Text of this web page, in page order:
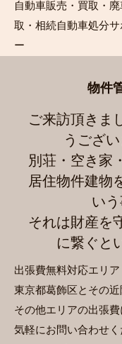
自動車販売・買取・廃
取・相続自動車処分
ー
物件
ご来訪頂きま
うござい
別荘・空き家
居住物件建物
い
それは財産を
に繋ぐと
出張費無料対応エリア
東京都葛飾区とその近
その他エリアの出張
気軽にお問い合わせく